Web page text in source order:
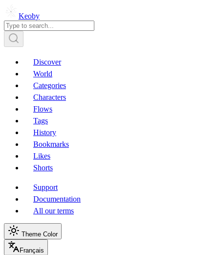
Keoby
Discover
World
Categories
Characters
Flows
Tags
History
Bookmarks
Likes
Shorts
Support
Documentation
All our terms
Theme Color
Français